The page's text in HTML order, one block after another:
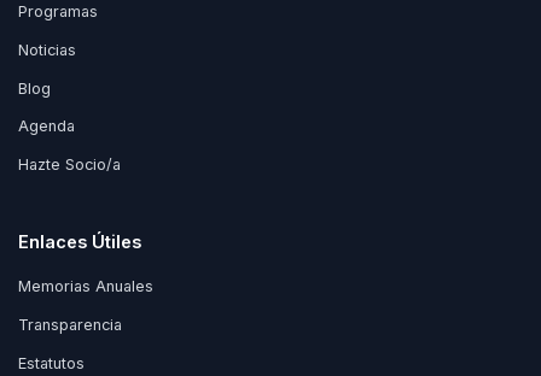
Programas
Noticias
Blog
Agenda
Hazte Socio/a
Enlaces Útiles
Memorias Anuales
Transparencia
Estatutos